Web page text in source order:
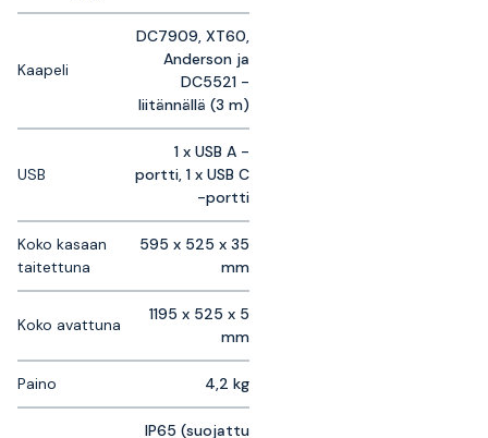
Kaapeli
DC7909, XT60,
Anderson ja
DC5521 -
liitännällä (3 m)
USB
1 x USB A -
portti, 1 x USB C
-portti
Koko kasaan
taitettuna
595 x 525 x 35
mm
Koko avattuna
1195 x 525 x 5
mm
Paino 4,2 kg
IP65 (suojattu